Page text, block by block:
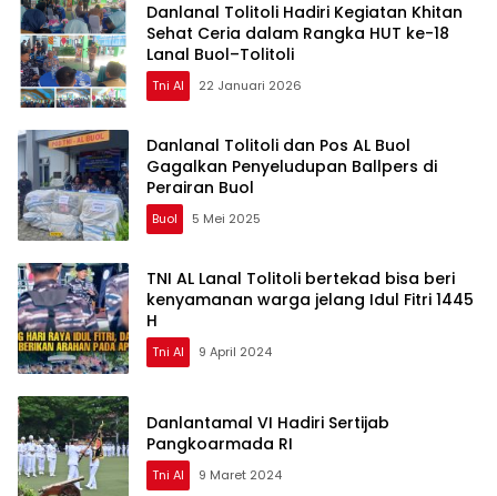
Danlanal Tolitoli Hadiri Kegiatan Khitan
Sehat Ceria dalam Rangka HUT ke-18
Lanal Buol–Tolitoli
Tni Al 22 Januari 2026
Danlanal Tolitoli dan Pos AL Buol
Gagalkan Penyeludupan Ballpers di
Perairan Buol
Buol 5 Mei 2025
TNI AL Lanal Tolitoli bertekad bisa beri
kenyamanan warga jelang Idul Fitri 1445
H
Tni Al 9 April 2024
Danlantamal VI Hadiri Sertijab
Pangkoarmada RI
Tni Al 9 Maret 2024